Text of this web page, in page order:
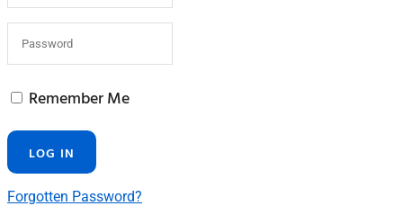
Remember Me
Forgotten Password?